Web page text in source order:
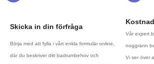
Skicka in din förfråga
Börja med att fylla i vårt enkla formulär online,
där du beskriver ditt badrumbehov och
Vår expert
noggrann
Vi ser över